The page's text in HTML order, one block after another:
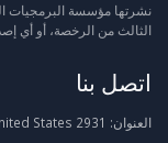
نشرتها مؤسسة البرمجيات
الثالث من الرخصة، أو أي
اتصل بنا
العنوان: